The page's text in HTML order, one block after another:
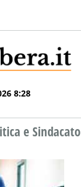
8:28
e Sindacato